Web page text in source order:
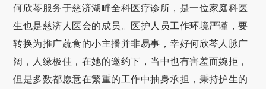
何欣芩服务于慈济湖畔全科医疗诊所，是一位家庭科医
生也是慈济人医会的成员。医护人员工作环境严谨，要
转换为推广蔬食的小主播并非易事，幸好何欣芩人脉广
阔，人缘极佳，在她的邀约下，当中也有害羞而婉拒，
但是多数都愿意在繁重的工作中抽身承担，秉持护生的